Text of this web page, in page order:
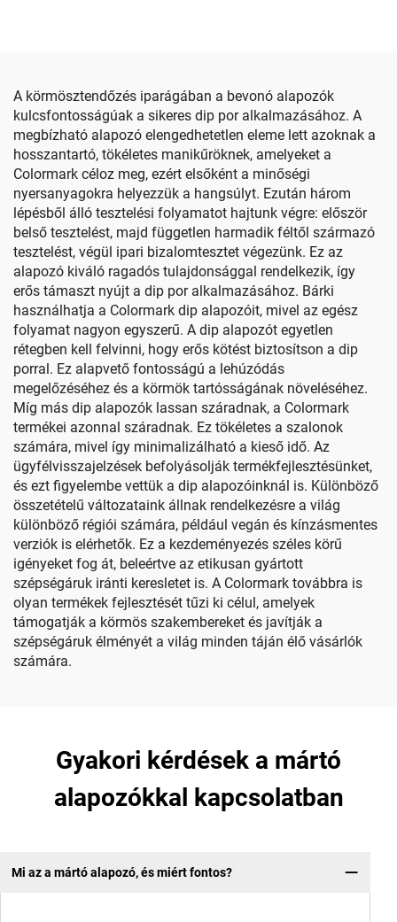
A körmösztendőzés iparágában a bevonó alapozók
kulcsfontosságúak a sikeres dip por alkalmazásához. A
megbízható alapozó elengedhetetlen eleme lett azoknak a
hosszantartó, tökéletes manikűröknek, amelyeket a
Colormark céloz meg, ezért elsőként a minőségi
nyersanyagokra helyezzük a hangsúlyt. Ezután három
lépésből álló tesztelési folyamatot hajtunk végre: először
belső tesztelést, majd független harmadik féltől származó
tesztelést, végül ipari bizalomtesztet végezünk. Ez az
alapozó kiváló ragadós tulajdonsággal rendelkezik, így
erős támaszt nyújt a dip por alkalmazásához. Bárki
használhatja a Colormark dip alapozóit, mivel az egész
folyamat nagyon egyszerű. A dip alapozót egyetlen
rétegben kell felvinni, hogy erős kötést biztosítson a dip
porral. Ez alapvető fontosságú a lehúzódás
megelőzéséhez és a körmök tartósságának növeléséhez.
Míg más dip alapozók lassan száradnak, a Colormark
termékei azonnal száradnak. Ez tökéletes a szalonok
számára, mivel így minimalizálható a kieső idő. Az
ügyfélvisszajelzések befolyásolják termékfejlesztésünket,
és ezt figyelembe vettük a dip alapozóinknál is. Különböző
összetételű változataink állnak rendelkezésre a világ
különböző régiói számára, például vegán és kínzásmentes
verziók is elérhetők. Ez a kezdeményezés széles körű
igényeket fog át, beleértve az etikusan gyártott
szépségáruk iránti keresletet is. A Colormark továbbra is
olyan termékek fejlesztését tűzi ki célul, amelyek
támogatják a körmös szakembereket és javítják a
szépségáruk élményét a világ minden táján élő vásárlók
számára.
Gyakori kérdések a mártó
alapozókkal kapcsolatban
Mi az a mártó alapozó, és miért fontos?